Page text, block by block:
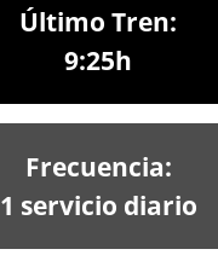
Último Tren:
9:25h
Frecuencia:
1 servicio diario